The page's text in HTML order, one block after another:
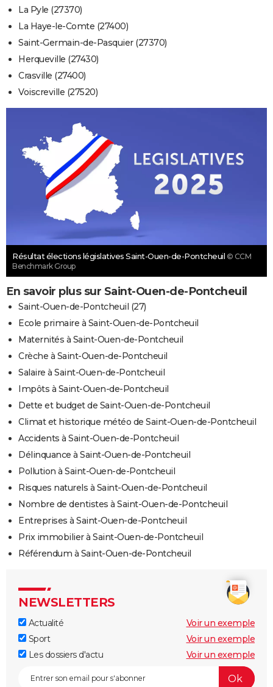
La Pyle (27370)
La Haye-le-Comte (27400)
Saint-Germain-de-Pasquier (27370)
Herqueville (27430)
Crasville (27400)
Voiscreville (27520)
Résultat élections législatives Saint-Ouen-de-Pontcheuil © CCM
Benchmark Group
En savoir plus sur Saint-Ouen-de-Pontcheuil
Saint-Ouen-de-Pontcheuil (27)
Ecole primaire à Saint-Ouen-de-Pontcheuil
Maternités à Saint-Ouen-de-Pontcheuil
Crèche à Saint-Ouen-de-Pontcheuil
Salaire à Saint-Ouen-de-Pontcheuil
Impôts à Saint-Ouen-de-Pontcheuil
Dette et budget de Saint-Ouen-de-Pontcheuil
Climat et historique météo de Saint-Ouen-de-Pontcheuil
Accidents à Saint-Ouen-de-Pontcheuil
Délinquance à Saint-Ouen-de-Pontcheuil
Pollution à Saint-Ouen-de-Pontcheuil
Risques naturels à Saint-Ouen-de-Pontcheuil
Nombre de dentistes à Saint-Ouen-de-Pontcheuil
Entreprises à Saint-Ouen-de-Pontcheuil
Prix immobilier à Saint-Ouen-de-Pontcheuil
Référendum à Saint-Ouen-de-Pontcheuil
NEWSLETTERS
Actualité
Voir un exemple
Sport
Voir un exemple
Les dossiers d'actu
Voir un exemple